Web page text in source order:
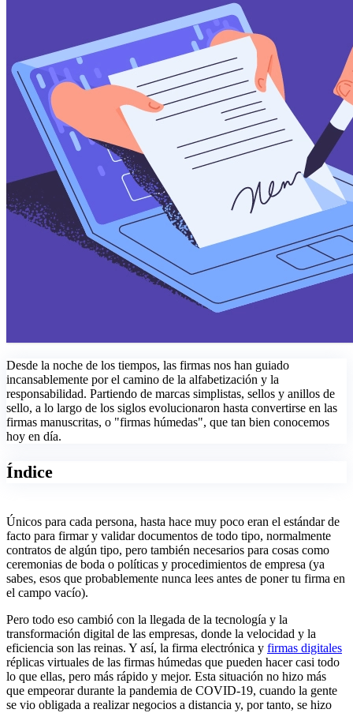
Desde la noche de los tiempos, las firmas nos han guiado
incansablemente por el camino de la alfabetización y la
responsabilidad. Partiendo de marcas simplistas, sellos y anillos de
sello, a lo largo de los siglos evolucionaron hasta convertirse en las
firmas manuscritas, o "firmas húmedas", que tan bien conocemos
hoy en día.
Índice
Únicos para cada persona, hasta hace muy poco eran el estándar de
facto para firmar y validar documentos de todo tipo, normalmente
contratos de algún tipo, pero también necesarios para cosas como
ceremonias de boda o políticas y procedimientos de empresa (ya
sabes, esos que probablemente nunca lees antes de poner tu firma en
el campo vacío).
Pero todo eso cambió con la llegada de la tecnología y la
transformación digital de las empresas, donde la velocidad y la
eficiencia son las reinas. Y así, la firma electrónica y firmas digitales
réplicas virtuales de las firmas húmedas que pueden hacer casi todo
lo que ellas, pero más rápido y mejor. Esta situación no hizo más
que empeorar durante la pandemia de COVID-19, cuando la gente
se vio obligada a realizar negocios a distancia y, por tanto, se hizo